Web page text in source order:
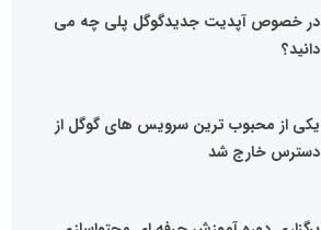
در خصوص آپدیت جدیدگوگل پلی چه می
دانید؟
یکی از محبوب ترین سرویس های گوگل از
دسترس خارج شد